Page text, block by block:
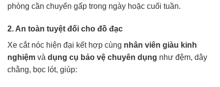
phòng cần chuyển gấp trong ngày hoặc cuối tuần.
2. An toàn tuyệt đối cho đồ đạc
Xe cắt nóc hiện đại kết hợp cùng nhân viên giàu kinh
nghiệm và dụng cụ bảo vệ chuyên dụng như đệm, dây
chằng, bọc lót, giúp: